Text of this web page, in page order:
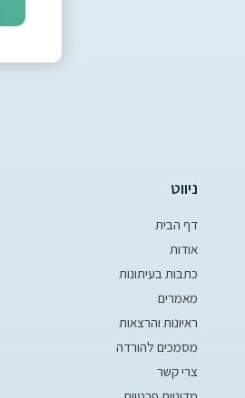
ניווט
דף הבית
אודות
כתבות בעיתונות
מאמרים
ראיונות והרצאות
מסמכים להורדה
צרי קשר